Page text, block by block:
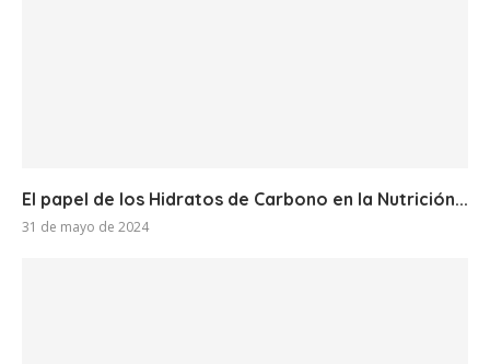
El papel de los Hidratos de Carbono en la Nutrición...
31 de mayo de 2024